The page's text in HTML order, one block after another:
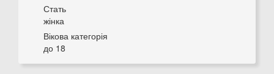
Стать
жінка
Вікова категорія
до 18